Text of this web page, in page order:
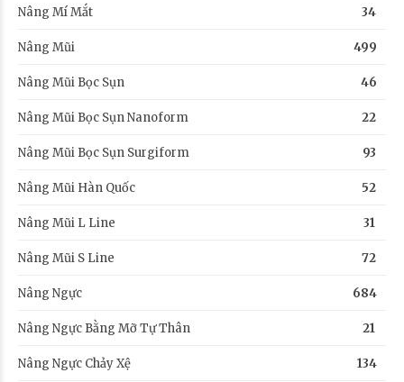
Nâng Mí Mắt 34
Nâng Mũi 499
Nâng Mũi Bọc Sụn 46
Nâng Mũi Bọc Sụn Nanoform 22
Nâng Mũi Bọc Sụn Surgiform 93
Nâng Mũi Hàn Quốc 52
Nâng Mũi L Line 31
Nâng Mũi S Line 72
Nâng Ngực 684
Nâng Ngực Bằng Mỡ Tự Thân 21
Nâng Ngực Chảy Xệ 134